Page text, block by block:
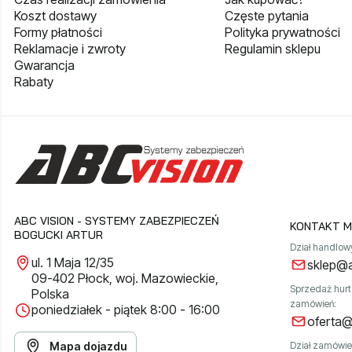
Koszt dostawy
Formy płatności
Reklamacje i zwroty
Gwarancja
Rabaty
Częste pytania
Polityka prywatności
Regulamin sklepu
ABC VISION - SYSTEMY ZABEZPIECZEŃ
BOGUCKI ARTUR
ul. 1 Maja 12/35
09-402 Płock, woj. Mazowieckie,
Polska
poniedziałek - piątek 8:00 - 16:00
Mapa dojazdu
KONTAKT
Dział
Sprzedaż
zamówień:
Dział